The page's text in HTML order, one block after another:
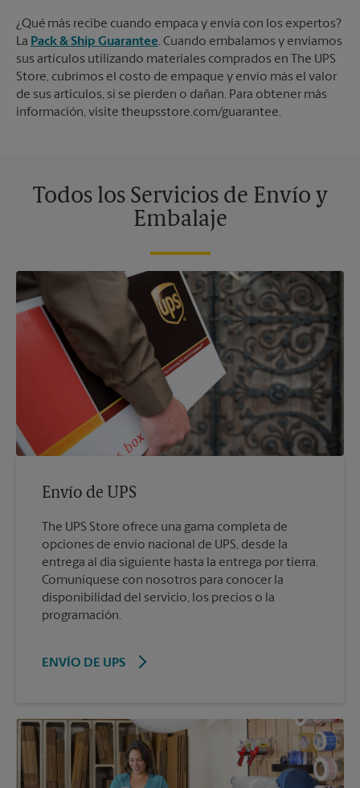
¿Qué más recibe cuando empaca y envía con los expertos?
La Pack & Ship Guarantee. Cuando embalamos y enviamos
sus artículos utilizando materiales comprados en The UPS
Store, cubrimos el costo de empaque y envío más el valor
de sus artículos, si se pierden o dañan. Para obtener más
información, visite theupsstore.com/guarantee.
Todos los Servicios de Envío y
Embalaje
Envío de UPS
The UPS Store ofrece una gama completa de
opciones de envío nacional de UPS, desde la
entrega al día siguiente hasta la entrega por tierra.
Comuníquese con nosotros para conocer la
disponibilidad del servicio, los precios o la
programación.
ENVÍO DE UPS